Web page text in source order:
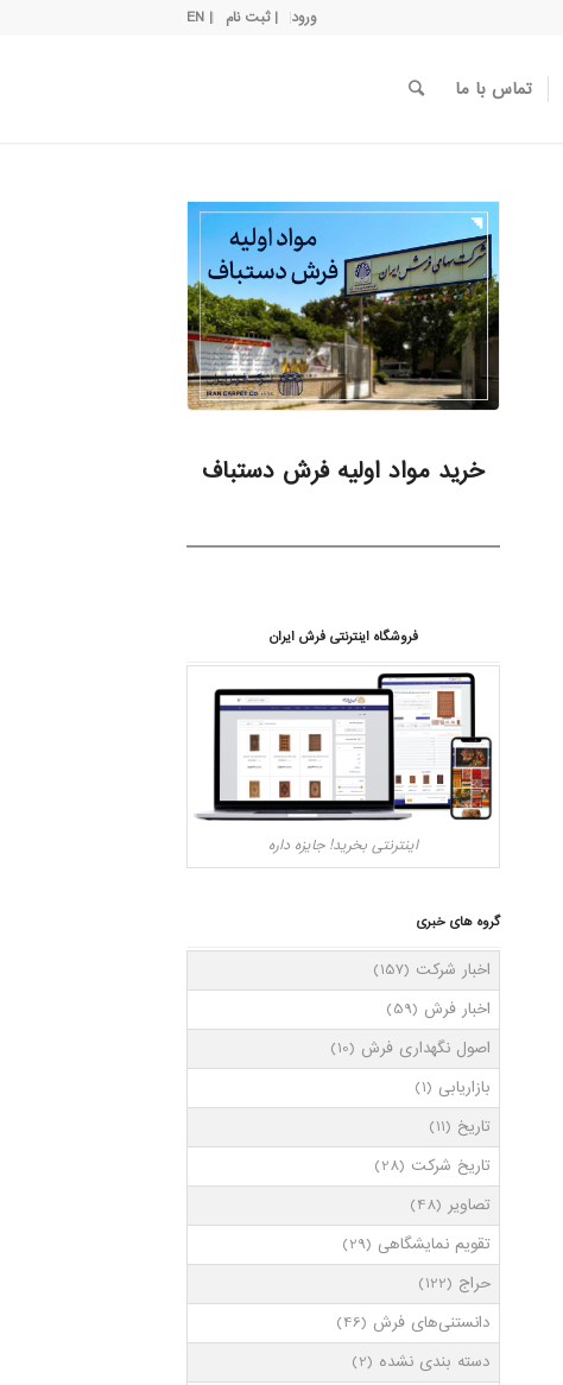
ورود | ثبت نام | EN
تماس با ما
خرید مواد اولیه فرش دستباف
فروشگاه اینترنتی فرش ایران
اینترنتی بخرید! جایزه داره
گروه های خبری
اخبار شرکت (157)
اخبار فرش (59)
اصول نگهداری فرش (10)
بازاریابی (1)
تاریخ (11)
تاریخ شرکت (28)
تصاویر (48)
تقویم نمایشگاهی (29)
حراج (122)
دانستنی‌های فرش (46)
دسته بندی نشده (2)